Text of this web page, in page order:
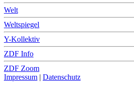
Welt
Weltspiegel
Y-Kollektiv
ZDF Info
ZDF Zoom
Impressum | Datenschutz